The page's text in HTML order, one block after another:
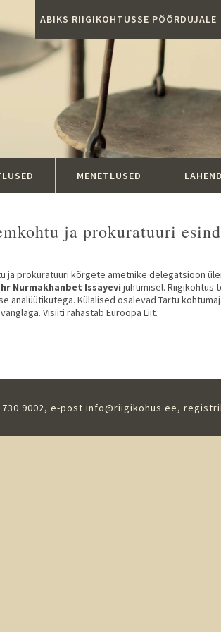
ABIKS RIIGIKOHTUSSE PÖÖRDUJALE
MENETLUSED
ja prokuratuuri
ja prokuratuuri kõrgete ametnike delegatsioon
hr Nurmakhanbet Issayevi juhtimisel. Riigikohtus
analüütikutega. Külalised osalevad Tartu
Visiiti rahastab Euroopa Liit.
9002, e-post info@riigikohus.ee,